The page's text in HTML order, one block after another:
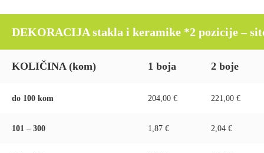
DEKORACIJA stakla i keramike *2 pozicije –
KOLIČINA (kom) 1 boja 2 boje
do 100 kom 204,00 € 221,00 €
101 – 300 1,87 € 2,04 €